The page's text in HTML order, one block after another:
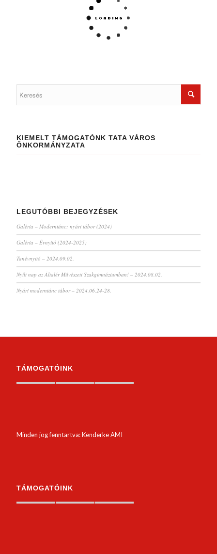
KIEMELT TÁMOGATÓNK TATA VÁROS
ÖNKORMÁNYZATA
LEGUTÓBBI BEJEGYZÉSEK
Galéria – Moderntánc: nyári tábor (2024)
Galéria – Évnyitó (2024-2025)
Tanévnyitó – 2024.09.02.
Nyílt nap az Általér Művészeti Szakgimnáziumban! – 2024.08.02.
Nyári moderntánc tábor – 2024.06.24-28.
TÁMOGATÓINK
Minden jog fenntartva: Kenderke AMI
TÁMOGATÓINK